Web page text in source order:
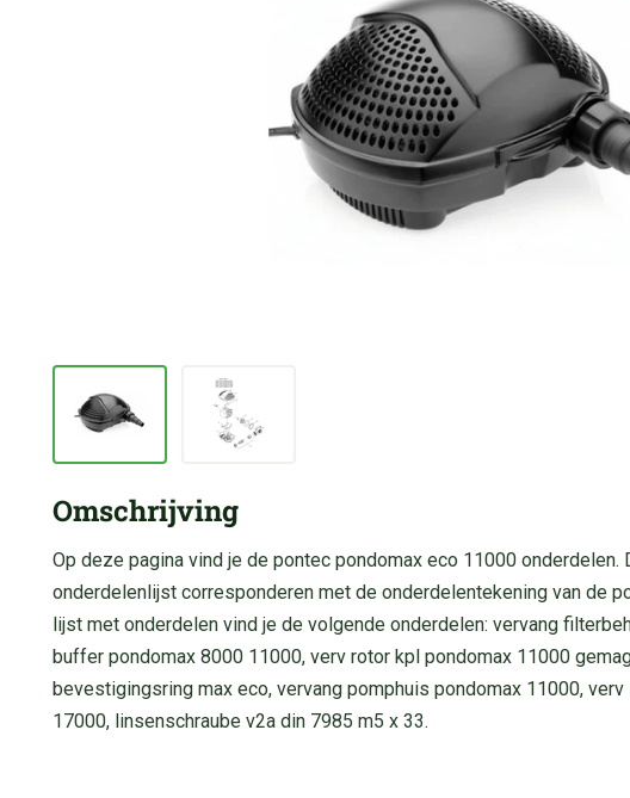
Omschrijving
Op deze pagina vind je de pontec pondomax eco 11000 onderdelen.
onderdelenlijst corresponderen met de onderdelentekening van de
lijst met onderdelen vind je de volgende onderdelen: vervang
buffer pondomax 8000 11000, verv rotor kpl pondomax 11000
bevestigingsring max eco, vervang pomphuis pondomax 11000,
17000, linsenschraube v2a din 7985 m5 x 33.